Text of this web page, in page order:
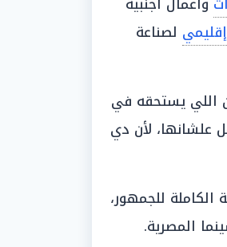
إقليمي لصناعة
اللي يستحقه في
علشانها، لأن دي
الكاملة للجمهور،
المصرية.